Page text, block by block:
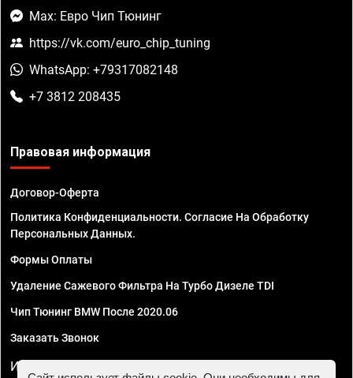
Max: Евро Чип Тюнинг
https://vk.com/euro_chip_tuning
WhatsApp: +79317082148
+7 3812 208435
Правовая информация
Договор-Оферта
Политика Конфиденциальности. Согласие На Обработку
Персональных Данных.
Формы Оплаты
Удаление Сажевого Фильтра На Турбо Дизеле TDI
Чип Тюнинг BMW После 2020.06
Заказать Звонок
ИП Смирнов Георгий Павлович. ИНН 781302555843,